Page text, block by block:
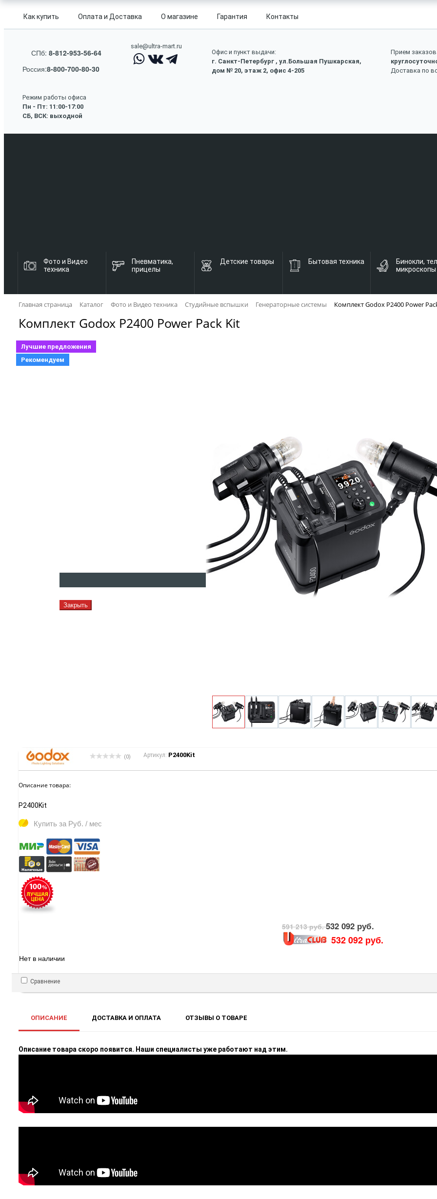
Как купить Оплата и Доставка О магазине Гарантия Контакты
СПб: 8-812-953-56-64
Россия:8-800-700-80-30
sale@ultra-mart.ru
Офис и пункт выдачи:
г. Санкт-Петербург , ул.Большая Пушкарская,
дом № 20, этаж 2, офис 4-205
Прием заказов
Доставка по
Режим работы офиса
Пн - Пт: 11:00-17:00
СБ, ВСК: выходной
Фото и Видео
техника
Пневматика,
прицелы
Детские товары Бытовая техника
Бинокли,
микроскопы
Главная страница Каталог Фото и Видео техника Студийные вспышки Генераторные системы Комплект Godox P2400 Power
Комплект Godox P2400 Power Pack Kit
Лучшие предложения
Рекомендуем
(0) Артикул: P2400Kit
Описание товара:
P2400Kit
Купить за Руб. / мес
591 213 руб.532 092 руб.
532 092 руб.
Нет в наличии
Сравнение
ОПИСАНИЕ ДОСТАВКА И ОПЛАТА ОТЗЫВЫ О ТОВАРЕ
Описание товара скоро появится. Наши специалисты уже работают над этим.
Быстрый просмотр
Закрыть